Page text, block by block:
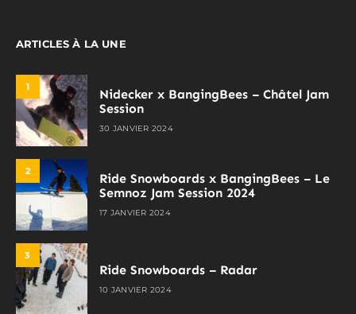
ARTICLES À LA UNE
1
Nidecker x BangingBees – Châtel Jam
Session
30 JANVIER 2024
2
Ride Snowboards x BangingBees – Le
Semnoz Jam Session 2024
17 JANVIER 2024
3
Ride Snowboards – Radar
10 JANVIER 2024